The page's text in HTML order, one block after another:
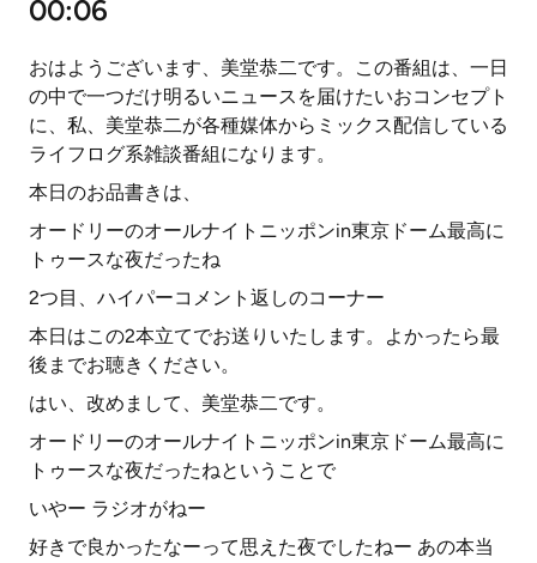
00:06
おはようございます、美堂恭二です。この番組は、一日
の中で一つだけ明るいニュースを届けたいおコンセプト
に、私、美堂恭二が各種媒体からミックス配信している
ライフログ系雑談番組になります。
本日のお品書きは、
オードリーのオールナイトニッポンin東京ドーム最高に
トゥースな夜だったね
2つ目、ハイパーコメント返しのコーナー
本日はこの2本立てでお送りいたします。よかったら最
後までお聴きください。
はい、改めまして、美堂恭二です。
オードリーのオールナイトニッポンin東京ドーム最高に
トゥースな夜だったねということで
いやー ラジオがねー
好きで良かったなーって思えた夜でしたねー あの本当